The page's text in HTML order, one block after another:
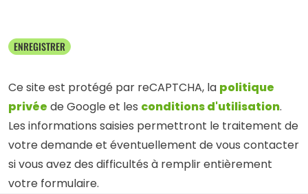
ENREGISTRER
Ce site est protégé par reCAPTCHA, lapolitique
privéede Google et les conditions d'utilisation.
Les informations saisies permettront le traitement de
votre demande et éventuellement de vous contacter
si vous avez des difficultés à remplir entièrement
votre formulaire.